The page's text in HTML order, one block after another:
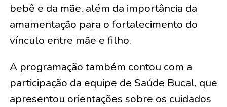
bebê e da mãe, além da importância da
amamentação para o fortalecimento do
vínculo entre mãe e filho.
A programação também contou com a
participação da equipe de Saúde Bucal, que
apresentou orientações sobre os cuidados